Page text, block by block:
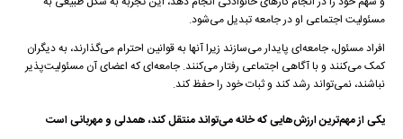
مسئولیت اجتماعی او در جامعه تبدیل می‌شود.
افراد مسئول، جامعه‌ای پایدار می‌سازند زیرا آنها به قوانین احترام می‌گذارند، به دیگران
کمک می‌کنند و با آگاهی اجتماعی رفتار می‌کنند. جامعه‌ای که اعضای آن مسئولیت‌پذیر
نباشند، نمی‌تواند رشد کند و ثبات خود را حفظ کند.
یکی از مهم‌ترین ارزش‌هایی که خانه می‌تواند منتقل کند، همدلی و مهربانی است